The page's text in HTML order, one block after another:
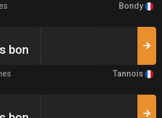
Bondy
bon
Tannois